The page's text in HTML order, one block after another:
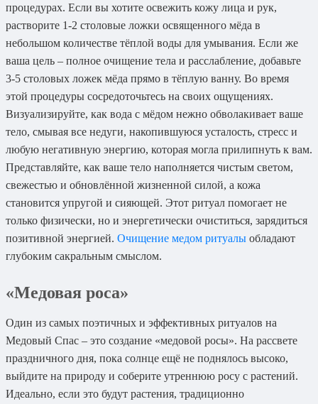
процедурах. Если вы хотите освежить кожу лица и рук,
растворите 1-2 столовые ложки освященного мёда в
небольшом количестве тёплой воды для умывания. Если же
ваша цель – полное очищение тела и расслабление, добавьте
3-5 столовых ложек мёда прямо в тёплую ванну. Во время
этой процедуры сосредоточьтесь на своих ощущениях.
Визуализируйте, как вода с мёдом нежно обволакивает ваше
тело, смывая все недуги, накопившуюся усталость, стресс и
любую негативную энергию, которая могла прилипнуть к вам.
Представляйте, как ваше тело наполняется чистым светом,
свежестью и обновлённой жизненной силой, а кожа
становится упругой и сияющей. Этот ритуал помогает не
только физически, но и энергетически очиститься, зарядиться
позитивной энергией. Очищение медом ритуалы обладают
глубоким сакральным смыслом.
«Медовая роса»
Один из самых поэтичных и эффективных ритуалов на
Медовый Спас – это создание «медовой росы». На рассвете
праздничного дня, пока солнце ещё не поднялось высоко,
выйдите на природу и соберите утреннюю росу с растений.
Идеально, если это будут растения, традиционно